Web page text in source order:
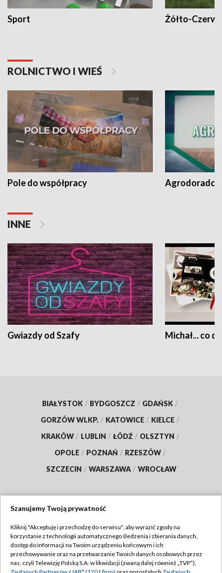
Sport Żółto-
ROLNICTWO I WIEŚ
Pole do współpracy Agrodoradcy
INNE
Gwiazdy od Szafy Michał... co
BIAŁYSTOK / BYDGOSZCZ / GDAŃSK /
GORZÓW WLKP. / KATOWICE / KIELCE /
KRAKÓW / LUBLIN / ŁÓDŹ / OLSZTYN /
OPOLE / POZNAŃ / RZESZÓW /
SZCZECIN / WARSZAWA / WROCŁAW
TVP
Abonament TVP
Emisja w TVP
Regulamin TVP
Szanujemy Twoją prywatność
Kliknij "Akceptuję i przechodzę do serwisu", aby wyrazić zgody na
korzystanie z technologii automatycznego śledzenia i zbierania danych,
dostęp do informacji na Twoim urządzeniu końcowym i ich
przechowywanie oraz na przetwarzanie Twoich danych osobowych przez
nas, czyli Telewizję Polską S.A. w likwidacji (zwaną dalej również „TVP”),